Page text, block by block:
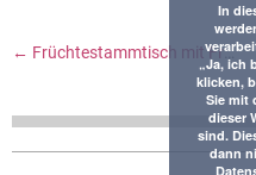
← Früchtestammtisch mit Freunden
In
„Ja, ich
klicken,
Sie mit
dieser
sind.
dann